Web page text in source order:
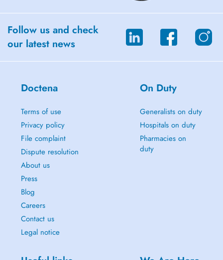
chaque patient. Je prends le temps de comprendre chaque situation
afin de proposer une prise en charge rigoureuse, personnalisée et
évolutive, dans le respect du rythme et des besoins de chacun.
du cabinet.
E-mail:shirley.pougin@hotmail.be
Follow us and check
our latest news
Doctena
Terms of use
Privacy policy
File complaint
Dispute resolution
About us
Press
Blog
Careers
Contact us
Legal notice
On Duty
Generalists on duty
Hospitals on duty
Pharmacies on
duty